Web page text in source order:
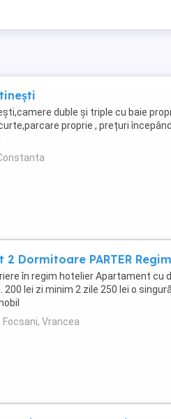
duble și triple cu baie
proprie , prețuri
Dormitoare PARTER
în regim hotelier Apartament cu
lei zi minim 2 zile 250 lei o
Focsani, Vrancea